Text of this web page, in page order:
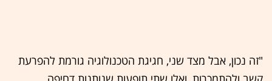
"זה נכון, אבל מצד שני, חגיגת הטכנולוגיה גורמת להפרעת